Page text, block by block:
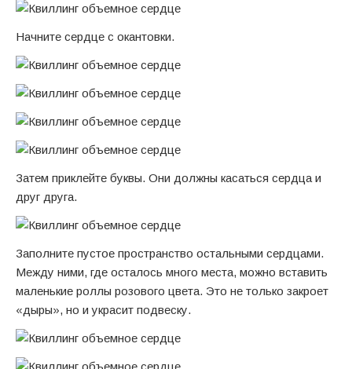
Начните сердце с окантовки.
Затем приклейте буквы. Они должны касаться сердца и
друг друга.
Заполните пустое пространство остальными сердцами.
Между ними, где осталось много места, можно вставить
маленькие роллы розового цвета. Это не только закроет
«дыры», но и украсит подвеску.